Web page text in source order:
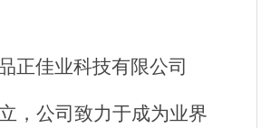
正佳业科技有限公司
，公司致力于成为业界